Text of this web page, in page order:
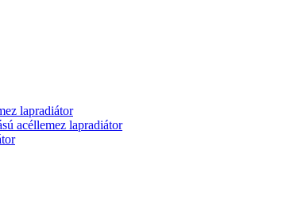
lapradiátor
acéllemez lapradiátor